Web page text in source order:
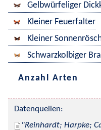
Gelbwürfeliger
Kleiner Feuerfalter
Kleiner
Schwarzkolbiger
Anzahl Arten
Datenquellen:
Reinhardt; Harpke;